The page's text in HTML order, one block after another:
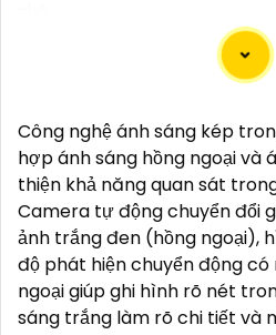
Camera IP Công Nghệ AI là
thống giám sát an ninh, với
thông minh và tự động phân
trí tuệ nhân tạo, camera có
nhận diện khuôn mặt, và
độ chính xác cao. Hệ thống
tối ưu hóa quá trình theo dõi
hiệu quả bảo vệ an ninh, đáp
Công nghệ ánh sáng kép
hợp ánh sáng hồng ngoại và
thiện khả năng quan sát
Camera tự động chuyển đổi
ảnh trắng đen (hồng ngoại),
độ phát hiện chuyển động có
ngoại giúp ghi hình rõ nét
sáng trắng làm rõ chi tiết và